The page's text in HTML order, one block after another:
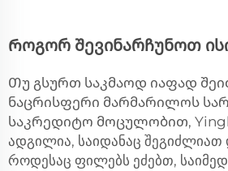
Როგორ შევინარჩუნოთ
Თუ გსურთ საკმაოდ იაფად
ნაცრისფერი მარმარილოს
საკრედიტო მოცულობით,
ადგილია, საიდანაც შეგიძლიათ
როდესაც ფილებს ეძებთ,